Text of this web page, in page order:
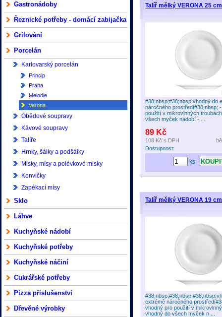
Gastronádoby
Řeznické potřeby - domácí zabijačka
Grilování
Porcelán
Karlovarský porcelán
Princip
Praha
Melodie
Verona
Obědové soupravy
Kávové soupravy
Talíře
Hrnky, šálky a podšálky
Misky, mísy a polévkové misky
Konvičky
Zapékací mísy
Sklo
Láhve
Kuchyňské nádobí
Kuchyňské potřeby
Kuchyňské náčiní
Cukrářské potřeby
Pizza příslušenství
Dřevěné výrobky
Talíř mělký VERONA 25 cm
#38;nbsp;#38;nbsp;vhodný do
náročného prostředí#38;nbsp;
použití v mikrovlnných
všech myček nádobí - ...
89 Kč
108 Kč s DPH
Dostupnost:
ks
Talíř mělký VERONA 19 cm
extrémě náročného
vhodný pro použití v
vhodný do všech myček n ...